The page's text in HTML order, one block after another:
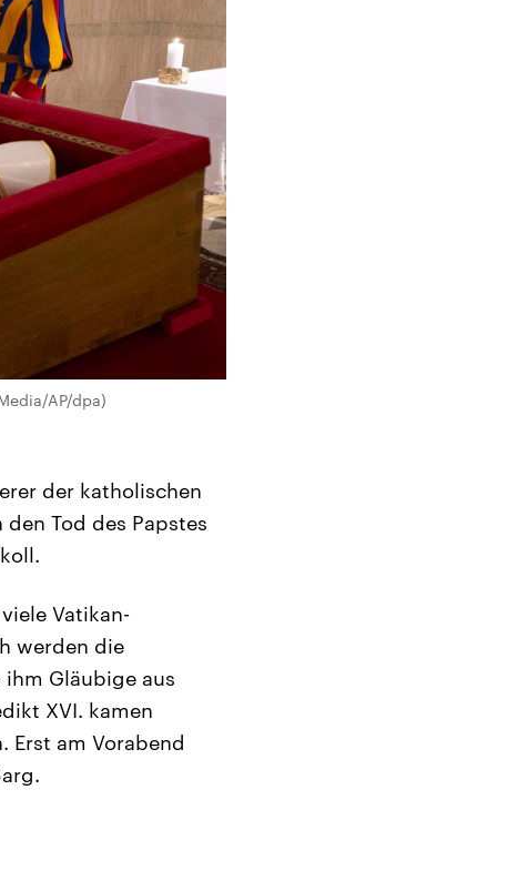
AP/dpa)
der katholischen
Tod des Papstes
Vatikan-
werden die
Gläubige aus
XVI. kamen
Erst am Vorabend